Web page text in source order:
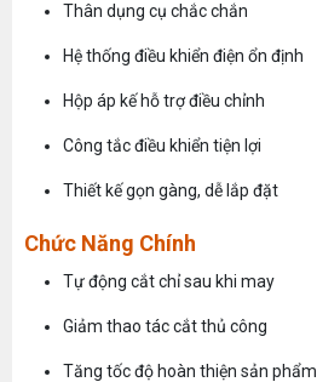
Thân dụng cụ chắc chắn
Hệ thống điều khiển điện ổn định
Hộp áp kế hỗ trợ điều chỉnh
Công tắc điều khiển tiện lợi
Thiết kế gọn gàng, dễ lắp đặt
Chức Năng Chính
Tự động cắt chỉ sau khi may
Giảm thao tác cắt thủ công
Tăng tốc độ hoàn thiện sản phẩm